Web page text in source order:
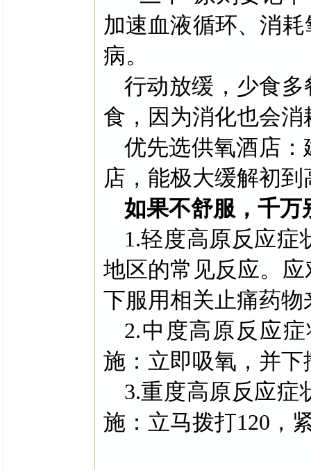
加速血液循环、消
病。
行动放缓，少食
食，因为消化也会消
优先选供氧酒店
店，能极大缓解初
如果不舒服，千万
1.轻度高原反应症
地区的常见反应。
下服用相关止痛药
2.中度高原反应
施：立即吸氧，并下
3.重度高原反应症
施：立马拨打120，